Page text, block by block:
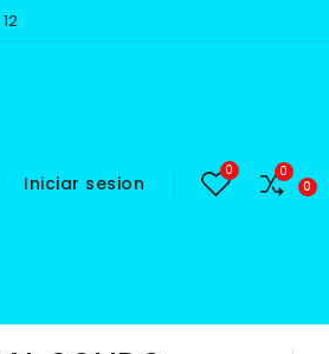
Iniciar sesion